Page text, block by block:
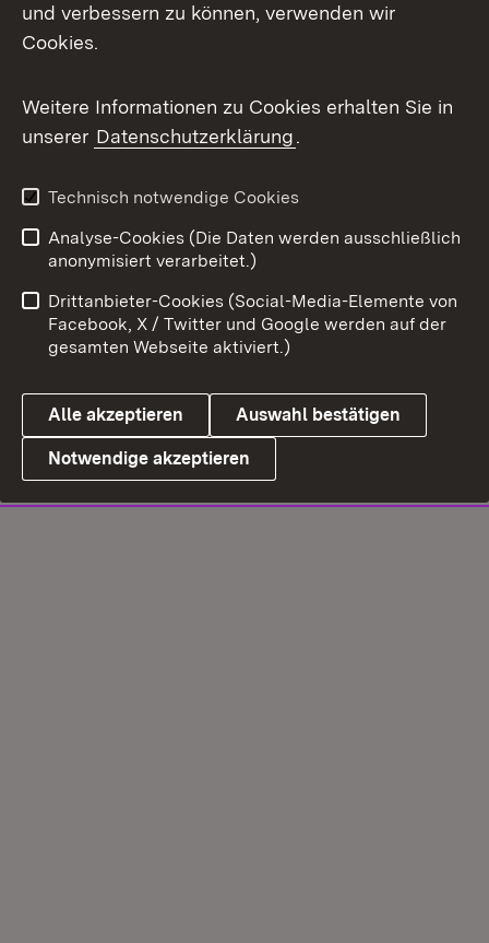
und verbessern zu können, verwenden wir
Cookies.
Weitere Informationen zu Cookies erhalten Sie in
unserer Datenschutzerklärung.
Technisch notwendige Cookies
Analyse-Cookies (Die Daten werden ausschließlich
anonymisiert verarbeitet.)
Drittanbieter-Cookies (Social-Media-Elemente von
Facebook, X / Twitter und Google werden auf der
gesamten Webseite aktiviert.)
Alle akzeptieren Auswahl bestätigen
Notwendige akzeptieren